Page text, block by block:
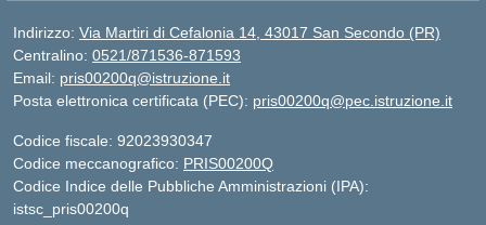
Indirizzo: Via Martiri di Cefalonia 14, 43017 San Secondo (PR)
Centralino: 0521/871536-871593
Email: pris00200q@istruzione.it
Posta elettronica certificata (PEC): pris00200q@pec.istruzione.it
Codice fiscale: 92023930347
Codice meccanografico: PRIS00200Q
Codice Indice delle Pubbliche Amministrazioni (IPA):
istsc_pris00200q